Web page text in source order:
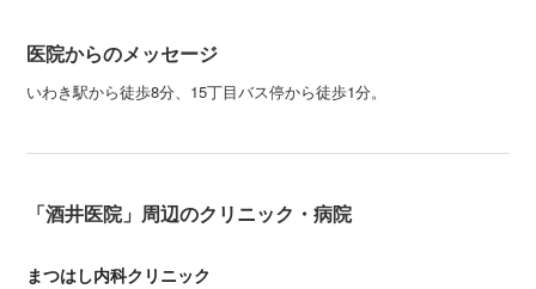
医院からのメッセージ
いわき駅から徒歩8分、15丁目バス停から徒歩1分。
「酒井医院」周辺のクリニック・病院
まつはし内科クリニック